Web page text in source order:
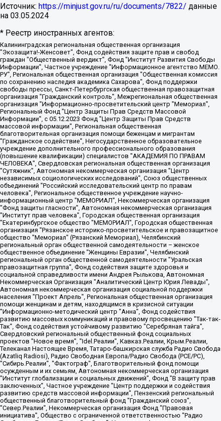
Источник: https://minjust.gov.ru/ru/documents/7822/ данные
на 03.05.2024
* Реестр иностранных агентов:
Калининградская региональная общественная организация "Экозащита!-Женсовет", Фонд содействия защите прав и свобод граждан "Общественный вердикт", Фонд "Институт Развития Свободы Информации", Частное учреждение "Информационное агентство МЕМО. РУ", Региональная общественная организация "Общественная комиссия по сохранению наследия академика Сахарова", Фонд поддержки свободы прессы, Санкт-Петербургская общественная правозащитная организация "Гражданский контроль", Межрегиональная общественная организация "Информационно-просветительский центр "Мемориал", Региональный Фонд "Центр Защиты Прав Средств Массовой Информации", с 05.12.2023 Фонд "Центр Защиты Прав Средств массовой информации", Региональная общественная благотворительная организация помощи беженцам и мигрантам "Гражданское содействие", Негосударственное образовательное учреждение дополнительного профессионального образования (повышение квалификации) специалистов "АКАДЕМИЯ ПО ПРАВАМ ЧЕЛОВЕКА", Свердловская региональная общественная организация "Сутяжник", Автономная некоммерческая организация "Центр независимых социологических исследований", Союз общественных объединений "Российский исследовательский центр по правам человека", Региональное общественное учреждение научно-информационный центр "МЕМОРИАЛ", Некоммерческая организация "Фонд защиты гласности", Автономная некоммерческая организация "Институт прав человека", Городская общественная организация "Екатеринбургское общество "МЕМОРИАЛ", Городская общественная организация "Рязанское историко-просветительское и правозащитное общество "Мемориал" (Рязанский Мемориал), Челябинский региональный орган общественной самодеятельности – женское общественное объединение "Женщины Евразии", Челябинский региональный орган общественной самодеятельности "Уральская правозащитная группа", Фонд содействия защите здоровья и социальной справедливости имени Андрея Рылькова, Автономная Некоммерческая Организация "Аналитический Центр Юрия Левады", Автономная некоммерческая организация социальной поддержки населения "Проект Апрель", Региональная общественная организация помощи женщинам и детям, находящимся в кризисной ситуации "Информационно-методический центр "Анна", Фонд содействия развитию массовых коммуникаций и правовому просвещению "Так-так-Так", Фонд содействия устойчивому развитию "Серебряная тайга", Свердловский региональный общественный фонд социальных проектов "Новое время", "Idel.Реалии", Кавказ.Реалии, Крым.Реалии, Телеканал Настоящее Время, Татаро-башкирская служба Радио Свобода (Azatliq Radiosi), Радио Свободная Европа/Радио Свобода (PCE/PC), "Сибирь.Реалии", "Фактограф", Благотворительный фонд помощи осужденным и их семьям, Автономная некоммерческая организация "Институт глобализации и социальных движений", Фонд "В защиту прав заключенных", Частное учреждение "Центр поддержки и содействия развитию средств массовой информации", Пензенский региональный общественный благотворительный фонд "Гражданский союз", "Север.Реалии", Некоммерческая организация Фонд "Правовая инициатива", Общество с ограниченной ответственностью "Радио Свободная Европа/Радио Свобода", Чешское информационное агентство "MEDIUM-ORIENT", Красноярская региональная общественная организация "Мы против СПИДа", Камалягин Денис Николаевич, Маркелов Сергей Евгеньевич, Пономарев Лев Александрович, Савицкая Людмила Алексеевна, Автономная некоммерческая организация "Центр по работе с проблемой насилия "НАСИЛИЮ.НЕТ", Межрегиональный профессиональный союз работников здравоохранения "Альянс врачей", Юридическое лицо, зарегистрированное в Латвийской Республике, SIA "Medusa Project" (регистрационный номер 40103797863, дата регистрации 10.06.2014), Некоммерческая организация "Фонд по борьбе с коррупцией", Автономная некоммерческая организация "Институт права и публичной политики", Баданин Роман Сергеевич, Гликин Максим Александрович, Железнова Мария Михайловна, Лукьянова Юлия Сергеевна, Маетная Елизавета Витальевна, Маняхин Петр Борисович, Чуракова Ольга Владимировна, Ярош Юлия Петровна, Юридическое лицо "The Insider SIA", зарегистрированное в Риге, Латвийская Республика (дата регистрации 26.06.2015), являющееся администратором доменного имени интернет-издания "The Insider SIA", https://theins.ru, Постернак Алексей Евгеньевич, Рубин Михаил Аркадьевич, Анин Роман Александрович, Юридическое лицо Istories fonds, зарегистрированное в Латвийской Республике (регистрационный номер 50008295751, дата регистрации 24.02.2020), Великовский Дмитрий Александрович, Долинина Ирина Николаевна, Мароховская Алеся Алексеевна, Шлейнов Роман Юрьевич, Шмагун Олеся Валентиновна, Общество с ограниченной ответственностью "Альтаир 2021", Общество с ограниченной ответственностью "Вега 2021", Общество с ограниченной ответственностью "Главный редактор 2021", Общество с ограниченной ответственностью "Ромашки монолит", Важенков Артем Валерьевич, Ивановская областная общественная организация "Центр гендерных исследований", Гурман Юрий Альбертович, Медиапроект "ОВД-Инфо", Егоров Владимир Владимирович, Жилинский Владимир Александрович, Общество с ограниченной ответственностью "ЗП", Иванова София Юрьевна, Карезина Инна Павловна, Кильтау Екатерина Викторовна, Петров Алексей Викторович, Пискунов Сергей Евгеньевич, Смирнов Сергей Сергеевич, Тихонов Михаил Сергеевич, Общество с ограниченной ответственностью "ЖУРНАЛИСТ-ИНОСТРАННЫЙ АГЕНТ", Арапова Галина Юрьевна, Вольтская Татьяна Анатольевна, Американская компания "Mason G.E.S. Anonymous Foundation" (США), являющаяся владельцем интернет-издания https://mnews.world/, Компания "Stichting Bellingcat", зарегистрированная в Нидерландах (дата регистрации 11.07.2018), Захаров Андрей Вячеславович, Клепиковская Екатерина Дмитриевна, Общество с ограниченной ответственностью "МЕМО", Перл Роман Александрович, Симонов Евгений Алексеевич, Соловьева Елена Анатольевна, Сотников Даниил Владимирович, Сурначева Елизавета Дмитриевна, Автономная некоммерческая организация по защите прав человека и информированию населения "Якутия – Наше Мнение", Общество с ограниченной ответственностью "Москоу диджитал медиа", с 26.01.2023 Общество с ограниченной ответственностью "Чайка Белые сады", Ветошкина Валерия Валерьевна, Заговора Максим Александрович, Межрегиональное общественное движение "Российская ЛГБТ - сеть", Оленичев Максим Владимирович, Павлов Иван Юрьевич, Скворцова Елена Сергеевна, Общество с ограниченной ответственностью "Как бы инагент", Кочетков Игорь Викторович, Общество с ограниченной ответственностью "Честные выборы", Еланчик Олег Александрович, Общество с ограниченной ответственностью "Нобелевский призыв", Гималова Регина Эмилевна, Григорьев Андрей Валерьевич, Григорьева Алина Александровна, Ассоциация по содействию защите прав призывников, альтернативнослужащих и военнослужащих "Правозащитная группа "Гражданин.Армия.Право", Хисамова Регина Фаритовна, Автономная некоммерческая организация по реализации социально-правовых программ "Лилит", Дальневосточное общественное движение "Маяк", Санкт-Петербургская ЛГБТ-инициативная группа "Выход", Инициативная группа ЛГБТ+ "Реверс", Алексеев Андрей Викторович, Бекбулатова Таисия Львовна, Беляев Иван Михайлович, Владыкина Елена Сергеевна, Гельман Марат Александрович, Никульшина Вероника Юрьевна, Толоконникова Надежда Андреевна, Шендерович Виктор Анатольевич, Общество с ограниченной ответственностью "Данное сообщение", Общество с ограниченной ответственностью Издательский дом "Новая глава", Айнбиндер Александра Александровна, Московский комьюнити-центр для ЛГБТ+инициатив, Благотворительный фонд развития филантропии, Deutsche Welle (Германия, Kurt-Schumacher-Strasse 3, 53113 Bonn), Борзунова Мария Михайловна, Воробьев Виктор Викторович, Голубева Анна Львовна, Константинова Алла Михайловна, Малкова Ирина Владимировна, Мурадов Мурад Абдулгалимович, Осетинская Елизавета Николаевна, Понасенков Евгений Николаевич, Ганапольский Матвей Юрьевич, Киселев Евгений Алексеевич, Борухович Ирина Григорьевна, Дремин Иван Тимофеевич, Дубровский Дмитрий Викторович, Красноярская региональная общественная организация поддержки и развития альтернативных образовательных технологий и межкультурных коммуникаций "ИНТЕРРА", Маяковская Екатерина Алексеевна, Фейгин Марк Захарович, Филимонов Андрей Викторович, Дзугкоева Регина Николаевна, Доброхотов Роман Александрович, Дудь Юрий Александрович, Елкин Сергей Владимирович, Кругликов Кирилл Игоревич, Сабунаева Мария Леонидовна, Семенов Алексей Владимирович, Шаинян Карен Багратович, Шульман Екатерина Михайловна, Асафьев Артур Валерьевич, Вахштайн Виктор Семенович, Венедиктов Алексей Алексеевич, Лушникова Екатерина Евгеньевна, Волков Леонид Михайлович, Невзоров Александр Глебович, Пархоменко Сергей Борисович, Сироткин Ярослав Николаевич, Кара-Мурза Владимир Владимирович, Баранова Наталья Владимировна, Гозман Леонид Яковлевич, Кагарлицкий Борис Юльевич, Климарев Михаил Валерьевич, Милов Владимир Станиславович, Автономная некоммерческая организация Краснодарский центр современного искусства "Типография", Моргенштерн Алишер Тагирович, Соболь Любовь Эдуардовна, Общество с ограниченной ответственностью "ЛИЗА НОРМ", Каспаров Гарри Кимович, Ходорковский Михаил Борисович, Общество с ограниченной ответственностью "Апрельские тезисы", Данилович Ирина Брониславовна, Кашин Олег Владимирович, Петров Николай Владимирович, Пивоваров Алексей Владимирович, Соколов Михаил Владимирович, Цветкова Юлия Владимировна, Чичваркин Евгений Александрович, Комитет против пыток/Команда против пыток, Общество с ограниченной ответственностью "Первый научный", Общество с ограниченной ответственностью "Вертолет и ко", Белоцерковская Вероника Борисовна, Кац Максим Евгеньевич, Лазарева Татьяна Юрьевна, Шаведдинов Руслан Табризович, Яшин Илья Валерьевич, Общество с ограниченной ответственностью "Иноагент ААВ", Алешковский Дмитрий Петрович, Альбац Евгения Марковна, Быков Дмитрий Львович, Галямина Юлия Евгеньевна, Лойко Сергей Леонидович, Мартынов Кирилл Константинович, Медведев Сергей Александрович, Крашенинников Федор Геннадиевич, Гордеева Катерина Вл